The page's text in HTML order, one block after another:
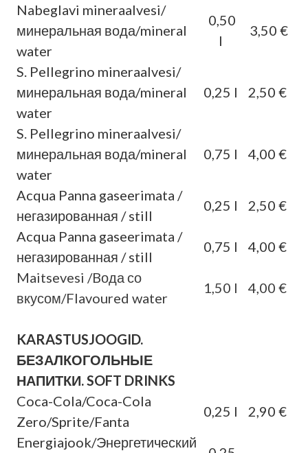
Nabeglavi mineraalvesi/
минеральная вода/mineral
water
0,50
l
3,50 €
S. Pellegrino mineraalvesi/
минеральная вода/mineral
water
0,25 l 2,50 €
S. Pellegrino mineraalvesi/
минеральная вода/mineral
water
0,75 l 4,00 €
Acqua Panna gaseerimata /
негазированная / still
0,25 l
2,50 €
Acqua Panna gaseerimata /
негазированная / still
0,75 l
4,00 €
Maitsevesi /Bода со
вкусом/Flavoured water
1,50 l 4,00 €
KARASTUSJOOGID.
БЕЗАЛКОГОЛЬНЫЕ
НАПИТКИ. SOFT DRINKS
Coca-Cola/Coca-Cola
Zero/Sprite/Fanta
0,25 l
2,90 €
Energiajook/Энергетический